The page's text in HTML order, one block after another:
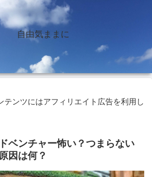
自由気ままに
テンツにはアフィリエイト広告を利用し
ベンチャー怖い？つまらない
因は何？